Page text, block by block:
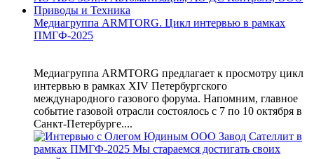
Медиагруппа ARMTORG. Цикл интервью в рамках
ПМГФ-2025
Медиагруппа ARMTORG предлагает к просмотру цикл
интервью в рамках XIV Петербургского
международного газового форума. Напомним, главное
событие газовой отрасли состоялось с 7 по 10 октября в
Санкт-Петербурге....